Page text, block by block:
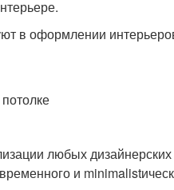
в оформлении
любых
и